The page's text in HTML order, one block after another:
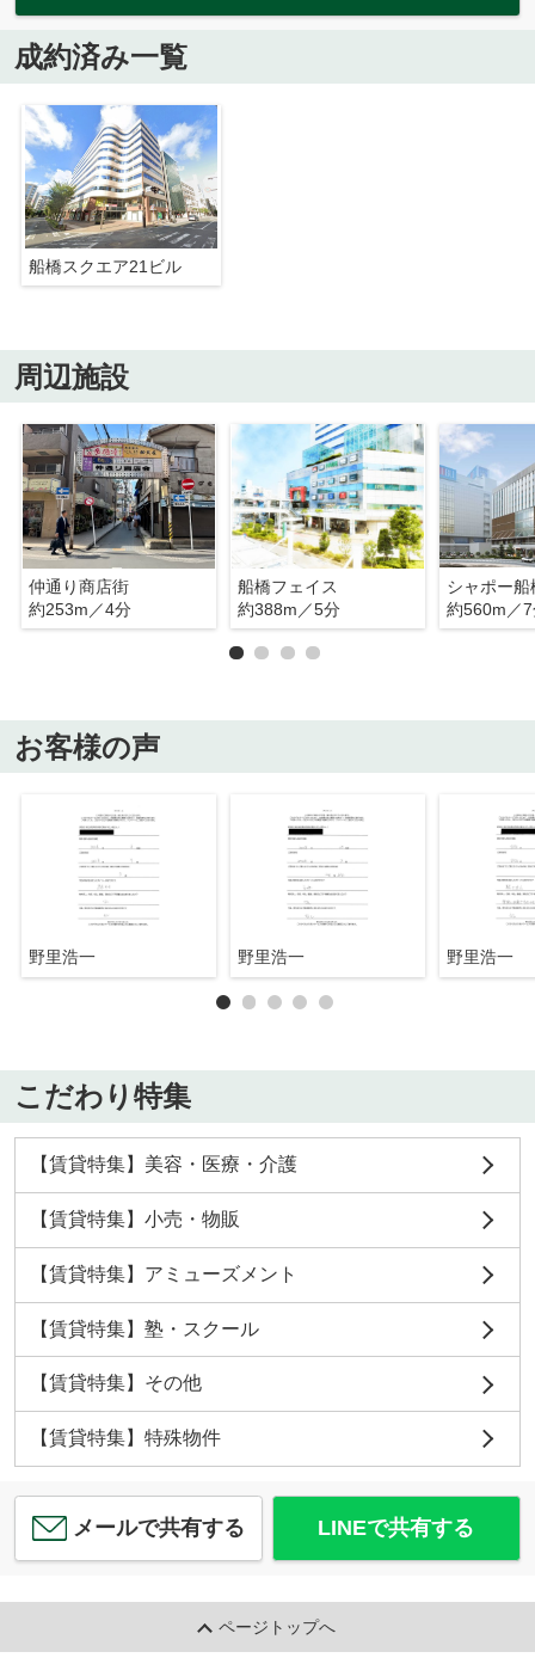
成約済み一覧
船橋スクエア21ビル
周辺施設
仲通り商店街
約253m／4分
船橋フェイス
約388m／5分
シャポー船
約560m／
お客様の声
野里浩一 野里浩一 野里浩一
こだわり特集
【賃貸特集】美容・医療・介護
【賃貸特集】小売・物販
【賃貸特集】アミューズメント
【賃貸特集】塾・スクール
【賃貸特集】その他
【賃貸特集】特殊物件
メールで共有する LINEで共有する
ページトップへ